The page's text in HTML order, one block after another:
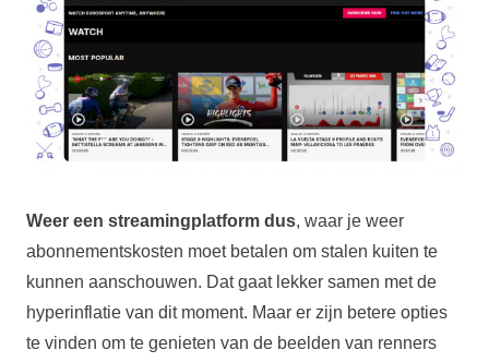
Weer een streamingplatform dus, waar je weer
abonnementskosten moet betalen om stalen kuiten te
kunnen aanschouwen. Dat gaat lekker samen met de
hyperinflatie van dit moment. Maar er zijn betere opties
te vinden om te genieten van de beelden van renners